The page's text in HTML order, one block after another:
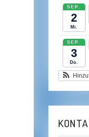
SEP.
2
Mi.
SEP.
3
Do.